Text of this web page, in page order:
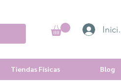
Tiendas Físicas Blog